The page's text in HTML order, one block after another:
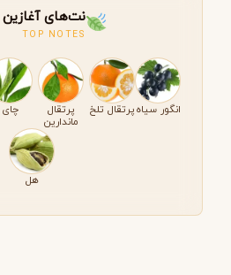
نت‌های آغازین
TOP NOTES
انگور سیاهپرتقال تلخ
پرتقال
ماندارین
چای
هل